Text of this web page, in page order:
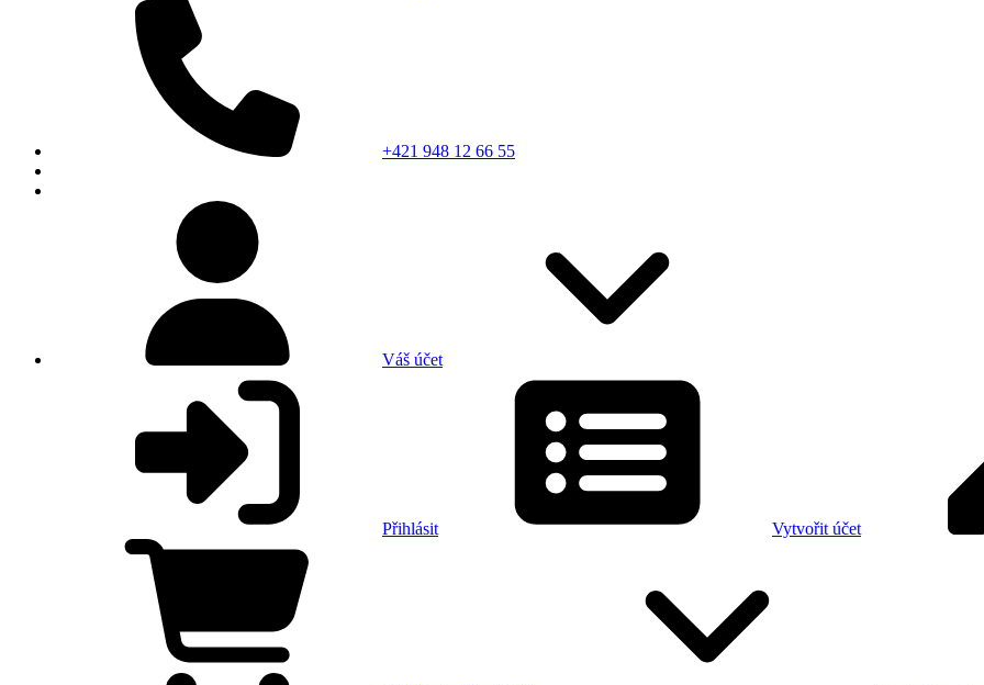
+421 948 12 66 55
Váš účet
Přihlásit Vytvořit účet